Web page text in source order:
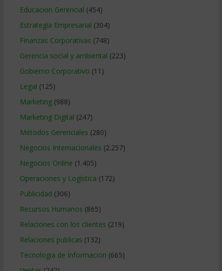
Educacion Gerencial (454)
Estrategia Empresarial (304)
Finanzas Corporativas (748)
Gerencia social y ambiental (223)
Gobierno Corporativo (11)
Legal (125)
Marketing(988)
Marketing Digital (247)
Métodos Gerenciales (280)
Negocios Internacionales (2.257)
Negocios Online (1.405)
Operaciones y Logística (172)
Publicidad (306)
Recursos Humanos (865)
Relaciones con los clientes (219)
Relaciones publicas (132)
Tecnologia de Informacion (665)